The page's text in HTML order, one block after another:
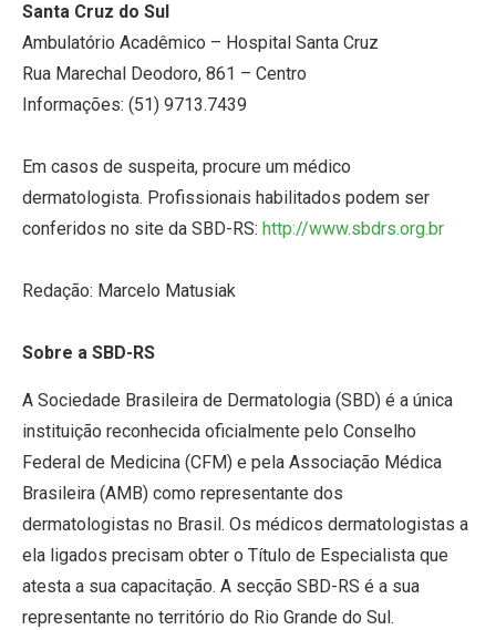
Santa Cruz do Sul
Ambulatório Acadêmico – Hospital Santa Cruz
Rua Marechal Deodoro, 861 – Centro
Informações: (51) 9713.7439
Em casos de suspeita, procure um médico
dermatologista. Profissionais habilitados podem ser
conferidos no site da SBD-RS: http://www.sbdrs.org.br
Redação: Marcelo Matusiak
Sobre a SBD-RS
A Sociedade Brasileira de Dermatologia (SBD) é a única
instituição reconhecida oficialmente pelo Conselho
Federal de Medicina (CFM) e pela Associação Médica
Brasileira (AMB) como representante dos
dermatologistas no Brasil. Os médicos dermatologistas a
ela ligados precisam obter o Título de Especialista que
atesta a sua capacitação. A secção SBD-RS é a sua
representante no território do Rio Grande do Sul.